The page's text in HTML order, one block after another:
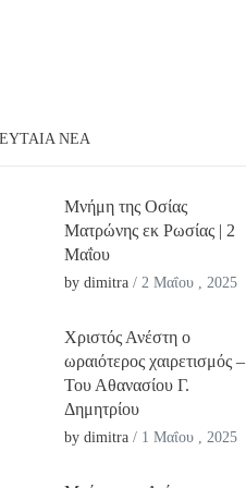
ΝΕΑ
Μνήμη της Οσίας
Ματρώνης εκ Ρωσίας | 2
Μαΐου
by dimitra / 2 Μαΐου , 2025
Χριστός Ανέστη ο
ωραιότερος χαιρετισμός –
Του Αθανασίου Γ.
Δημητρίου
by dimitra / 1 Μαΐου , 2025